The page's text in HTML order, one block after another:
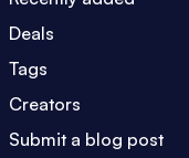
Deals
Tags
Creators
Submit a blog post